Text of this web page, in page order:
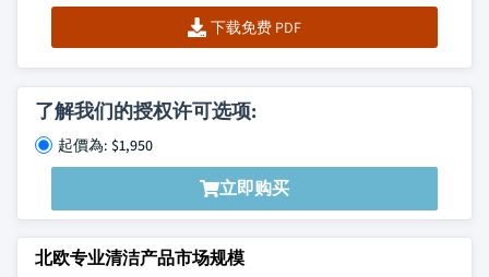
下载免费 PDF
了解我们的授权许可选项:
起價為: $1,950
立即购买
北欧专业清洁产品市场规模